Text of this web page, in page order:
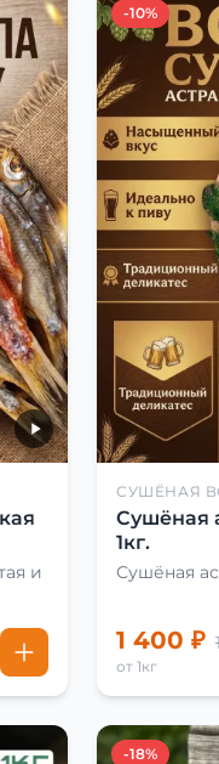
и
-10%
СУШЁНАЯ
Сушёная
1кг.
Сушёная
1 400 ₽
от 1кг
-18%